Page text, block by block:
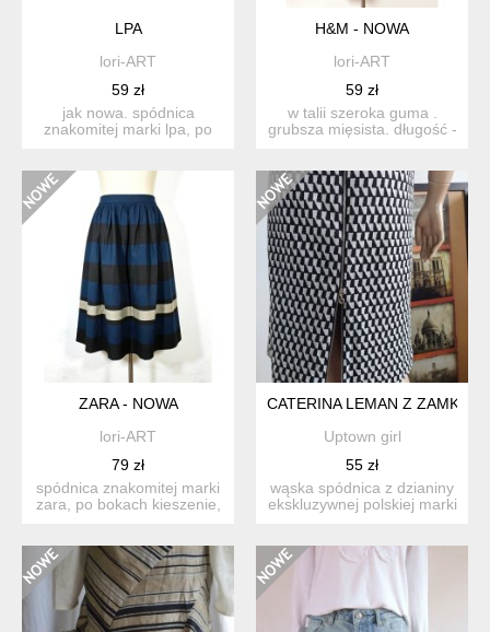
LPA
lori-ART
59 zł
jak nowa. spódnica
znakomitej marki lpa, po
H&M - NOWA
lori-ART
59 zł
w talii szeroka guma .
grubsza mięsista. długość -
ZARA - NOWA
lori-ART
79 zł
spódnica znakomitej marki
zara, po bokach kieszenie,
CATERINA LEMAN Z
Uptown girl
55 zł
wąska spódnica z dzianiny
ekskluzywnej polskiej marki